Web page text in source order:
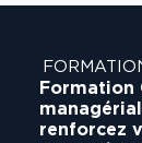
Formation
renforcez